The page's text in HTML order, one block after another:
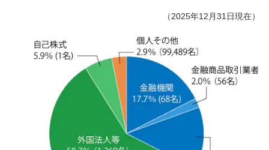
（2025年12月31日現在）